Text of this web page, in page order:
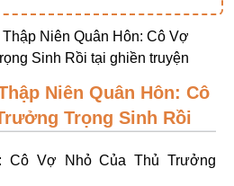
Niên Quân Hôn: Cô Vợ
Sinh Rồi tại ghiền truyện
Niên Quân Hôn: Cô
Trọng Sinh Rồi
Cô Vợ Nhỏ Của Thủ Trưởng